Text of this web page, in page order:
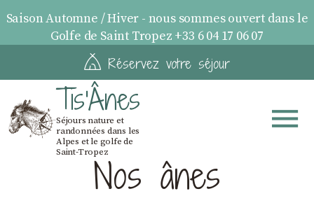
Saison Automne / Hiver - nous sommes ouvert dans le
Golfe de Saint Tropez +33 6 04 17 06 07
Réservez votre séjour
Tis'Ânes
Séjours nature et
randonnées dans les
Alpes et le golfe de
Saint-TropezNos ânes